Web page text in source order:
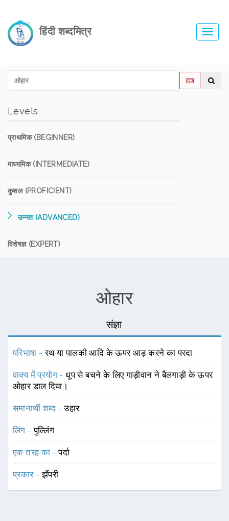
हिंदी शब्दमित्र
Levels
प्राथमिक (BEGINNER)
माध्यमिक (INTERMEDIATE)
कुशल (PROFICIENT)
उन्नत (ADVANCED)
विशेषज्ञ (EXPERT)
ओहार
संज्ञा
परिभाषा -रथ या पालकी आदि के ऊपर आड़ करने का परदा
वाक्य में प्रयोग -धूप से बचने के लिए गाड़ीवान ने बैलगाड़ी के ऊपर
ओहार डाल दिया।
समानार्थी शब्द -उहार
लिंग -पुल्लिंग
एक तरह का -पर्दा
प्रकार -झँपरी